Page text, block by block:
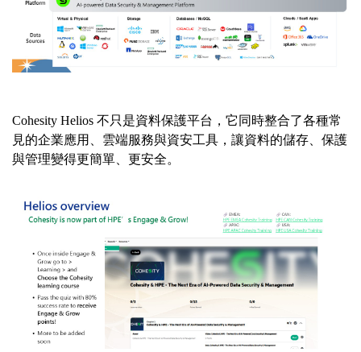
Cohesity Helios 不只是資料保護平台，它同時整合了各種常
見的企業應用、雲端服務與資安工具，讓資料的儲存、保護
與管理變得更簡單、更安全。